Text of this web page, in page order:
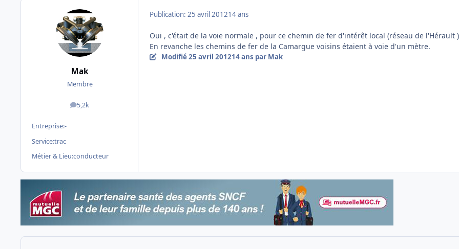
Mak
Membre
5,2k
messages
Entreprise:-
Service:trac
Métier & Lieu:conducteur
Publication: 25 avril 201214 ans
Oui , c'était de la voie normale , pour ce chemin de fer d'intérêt local (réseau de l'Hérault
En revanche les chemins de fer de la Camargue voisins étaient à voie d'un mètre.
Modifié25 avril 201214 ans par Mak